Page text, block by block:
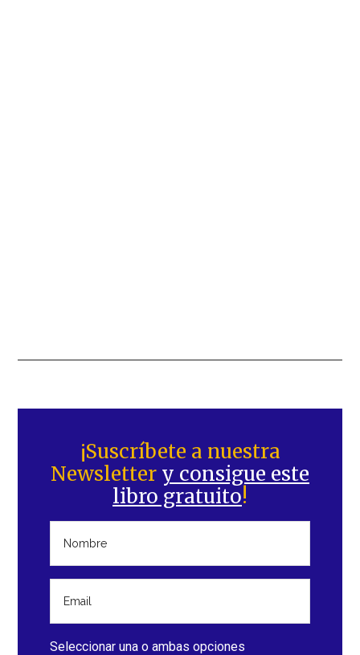
lateral
principal
¡Suscríbete a nuestra
Newsletter y consigue este
libro gratuito!
Seleccionar una o ambas opciones